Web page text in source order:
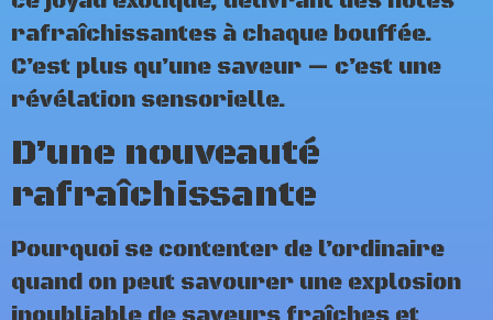
rafraîchissantes à chaque bouffée.
C’est plus qu’une saveur — c’est une
révélation sensorielle.
D’une nouveauté
rafraîchissante
Pourquoi se contenter de l’ordinaire
quand on peut savourer une explosion